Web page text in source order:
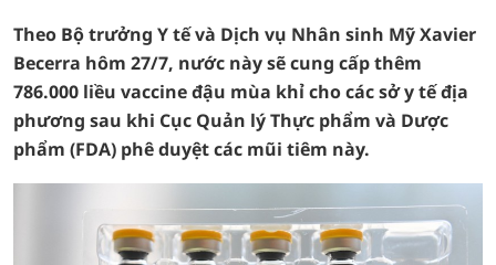
Theo Bộ trưởng Y tế và Dịch vụ Nhân sinh Mỹ Xavier
Becerra hôm 27/7, nước này sẽ cung cấp thêm
786.000 liều vaccine đậu mùa khỉ cho các sở y tế địa
phương sau khi Cục Quản lý Thực phẩm và Dược
phẩm (FDA) phê duyệt các mũi tiêm này.